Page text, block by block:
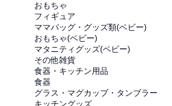
おもちゃ
フィギュア
ママバッグ・グッズ類(ベビー)
おもちゃ(ベビー)
マタニティグッズ(ベビー)
その他雑貨
食器・キッチン用品
食器
グラス・マグカップ・タンブラー
キッチングッズ